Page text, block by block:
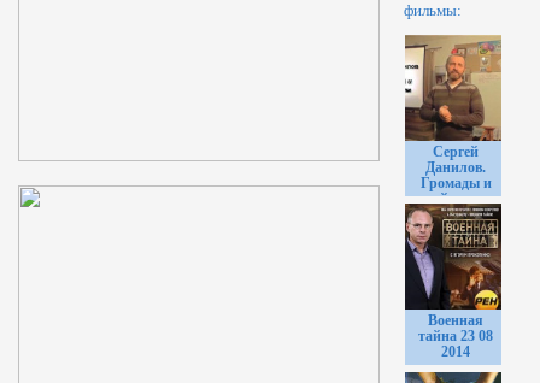
фильмы:
Сергей
Данилов.
Громады и
майдауны
Военная
тайна 23 08
2014